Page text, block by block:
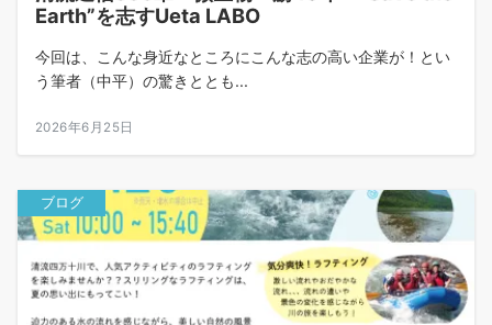
Earth”を志すUeta LABO
今回は、こんな身近なところにこんな志の高い企業が！とい
う筆者（中平）の驚きととも...
2026年6月25日
ブログ